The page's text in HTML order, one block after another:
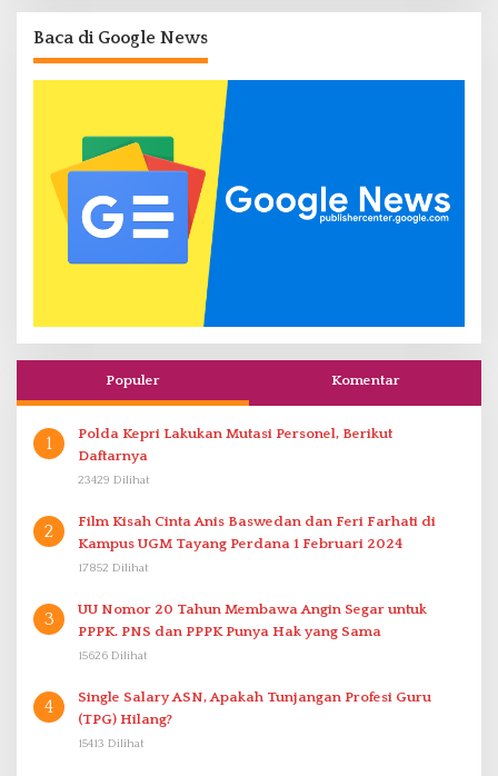
Baca di Google News
Populer Komentar
1
Polda Kepri Lakukan Mutasi Personel, Berikut
Daftarnya
23429 Dilihat
2
Film Kisah Cinta Anis Baswedan dan Feri Farhati di
Kampus UGM Tayang Perdana 1 Februari 2024
17852 Dilihat
3
UU Nomor 20 Tahun Membawa Angin Segar untuk
PPPK. PNS dan PPPK Punya Hak yang Sama
15626 Dilihat
4
Single Salary ASN, Apakah Tunjangan Profesi Guru
(TPG) Hilang?
15413 Dilihat